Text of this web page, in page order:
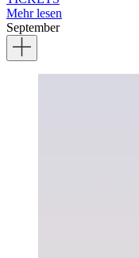
Mehr lesen
September